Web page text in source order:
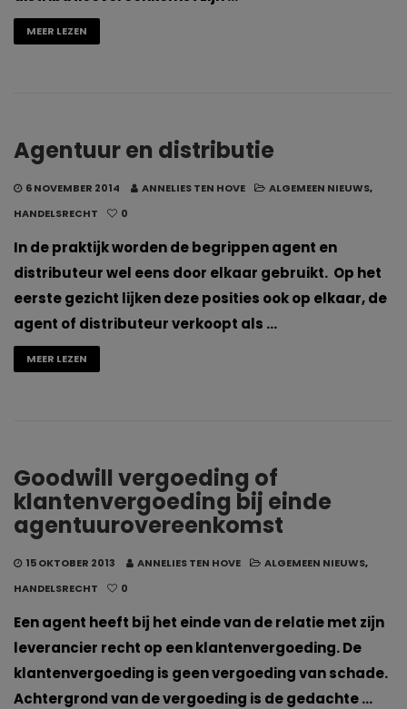
MEER LEZEN
Agentuur en distributie
6 NOVEMBER 2014 ANNELIES TEN HOVE ALGEMEEN NIEUWS,
HANDELSRECHT
0
In de praktijk worden de begrippen agent en
distributeur wel eens door elkaar gebruikt. Op het
eerste gezicht lijken deze posities ook op elkaar, de
agent of distributeur verkoopt als …
MEER LEZEN
Goodwill vergoeding of
klantenvergoeding bij einde
agentuurovereenkomst
15 OKTOBER 2013 ANNELIES TEN HOVE ALGEMEEN NIEUWS,
HANDELSRECHT
0
Een agent heeft bij het einde van de relatie met zijn
leverancier recht op een klantenvergoeding. De
klantenvergoeding is geen vergoeding van schade.
Achtergrond van de vergoeding is de gedachte …